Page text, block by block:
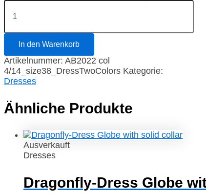
In den Warenkorb
Artikelnummer: AB2022 col
4/14_size38_DressTwoColors Kategorie:
Dresses
Ähnliche Produkte
Ausverkauft
Dresses
Dragonfly-Dress Globe